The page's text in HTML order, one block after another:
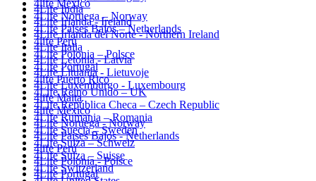
4life México
4Life Noruega – Norway
4Life Paises Bajos – Netherlands
4life Perú
4Life Polonia – Polsce
4Life Portugal
4life Puerto Rico
4Life Reino Unido – UK
4Life República Checa – Czech Republic
4Life Rumania – Romania
4Life Suecia – Sweden
4Life Suiza – Schweiz
4Life Suiza – Suisse
4Life Switzerland
4Life India
4Life Irlanda - Ireland
4Life Irlanda del Norte - Northern Ireland
4Life Italia
4Life Letonia - Latvia
4Life Lituania - Lietuvoje
4Life Luxemburgo - Luxembourg
4life Malta
4life México
4Life Noruega - Norway
4Life Paises Bajos - Netherlands
4life Perú
4Life Polonia - Polsce
4Life Portugal